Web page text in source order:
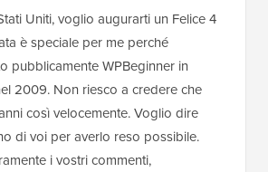
Uniti, voglio augurarti un Felice 4
è speciale per me perché
pubblicamente WPBeginner in
2009. Non riesco a credere che
così velocemente. Voglio dire
di voi per averlo reso possibile.
i vostri commenti,